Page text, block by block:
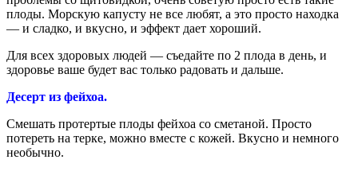
плоды. Морскую капусту не все любят, а это просто находка
— и сладко, и вкусно, и эффект дает хороший.
Для всех здоровых людей — съедайте по 2 плода в день, и
здоровье ваше будет вас только радовать и дальше.
Десерт из фейхоа.
Смешать протертые плоды фейхоа со сметаной. Просто
потереть на терке, можно вместе с кожей. Вкусно и немного
необычно.